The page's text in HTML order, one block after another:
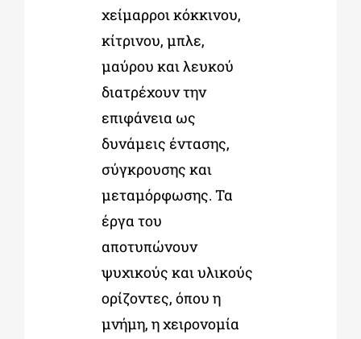
χείμαρροι κόκκινου,
κίτρινου, μπλε,
μαύρου και λευκού
διατρέχουν την
επιφάνεια ως
δυνάμεις έντασης,
σύγκρουσης και
μεταμόρφωσης. Τα
έργα του
αποτυπώνουν
ψυχικούς και υλικούς
ορίζοντες, όπου η
μνήμη, η χειρονομία